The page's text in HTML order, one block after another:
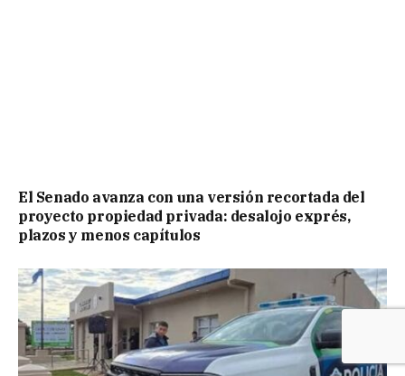
El Senado avanza con una versión recortada del
proyecto propiedad privada: desalojo exprés,
plazos y menos capítulos